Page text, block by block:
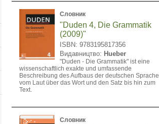
Словник
"Duden 4, Die Grammatik
(2009)"
ISBN: 9783195817356
Видавництво: Hueber
"Duden - Die Grammatik" ist eine
wissenschaftlich exakte und umfassende
Beschreibung des Aufbaus der deutschen Sprache
vom Laut über das Wort und den Satz bis hin zum
Text.
Словник